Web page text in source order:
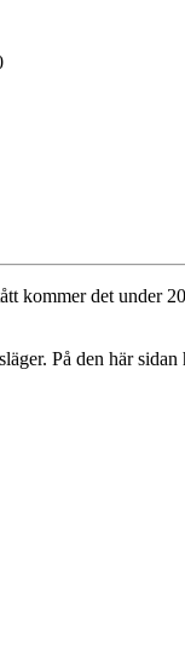
kommer det under
På den här sidan